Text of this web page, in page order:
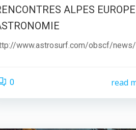
ALPES EUROPE
www.astrosurf.com/obscf/news/
0 read